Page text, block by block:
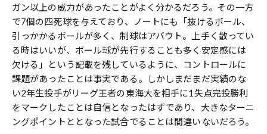
ガン以上の威力があったことがよく分かるだろう。その一方
で7個の四死球を与えており、ノートにも「抜けるボール、
引っかかるボールが多く、制球はアバウト。上手く散ってい
る時はいいが、ボール球が先行することも多く安定感には
欠ける」という記載を残しているように、コントロールに
課題があったことは事実である。しかしまだまだ実績のな
い2年生投手がリーグ王者の東海大を相手に1失点完投勝利
をマークしたことは自信となったはずであり、大きなターニ
ングポイントととなった試合でることは間違いないだろう。